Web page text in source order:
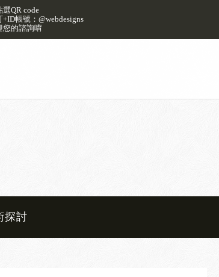
選QR code
+ID帳號：@webdesigns
您的諮詢唷
探討